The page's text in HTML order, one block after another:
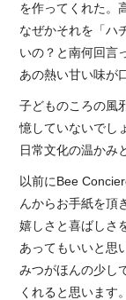
を作ってくれた。
なぜかそれを「ハ
いの？と南何回言
あの熱い甘い味が
子どものころの風
憶していないでし
日常文化の温かみ
以前にBee
んからお手紙を頂
嬉しさと喜ばしさ
あってもいいと思
みつがほんの少し
くれると思います。